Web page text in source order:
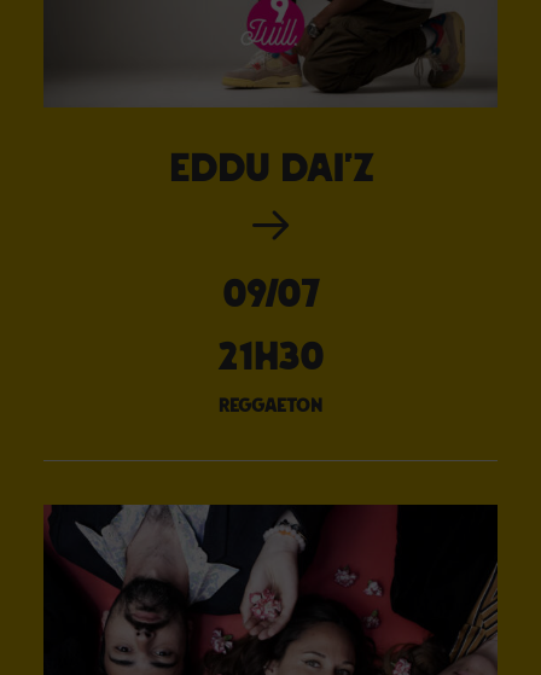
EDDU DAI’Z
09/07
21H30
reggaeton